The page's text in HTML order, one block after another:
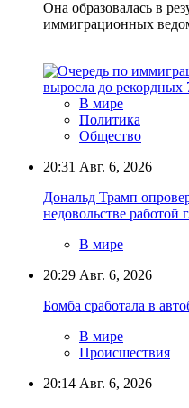
Она образовалась в
иммиграционных
В мире
Политика
Общество
20:31 Авг. 6, 2026
Дональд Трамп
недовольстве работой
В мире
20:29 Авг. 6, 2026
Бомба сработала в
В мире
Происшествия
20:14 Авг. 6, 2026